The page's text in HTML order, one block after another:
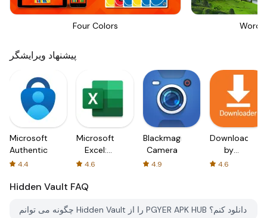
Four Colors
پیشنهاد ویرایشگر
Microsoft
Authenticator
4.4
Microsoft
Excel:
Spreadsheets
4.6
Blackmagic
Camera
4.9
Downloader
by
AFTVnews
4.6
Hidden Vault FAQ
چگونه می توانم Hidden Vault را از PGYER APK HUB دانلود کنم؟